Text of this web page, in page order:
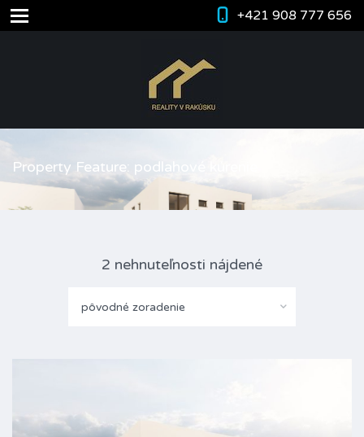
+421 908 777 656
Property Feature: podlahové kúrenie
2 nehnuteľnosti nájdené
pôvodné zoradenie